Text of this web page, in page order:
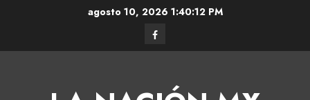
agosto 10, 2026 1:40:13 PM